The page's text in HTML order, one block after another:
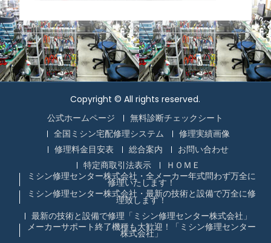
Copyright © All rights reserved.
公式ホームページ
無料診断チェックシート
全国ミシン宅配修理システム
修理実績画像
修理料金目安表
総合案内
お問い合わせ
特定商取引法表示
ＨＯＭＥ
ミシン修理センター株式会社・全メーカー年式問わず万全に
修理いたします！
ミシン修理センター株式会社・最新の技術と設備で万全に修
理致します！
最新の技術と設備で修理「ミシン修理センター株式会社」
メーカーサポート終了機種も大歓迎！「ミシン修理センター
株式会社」